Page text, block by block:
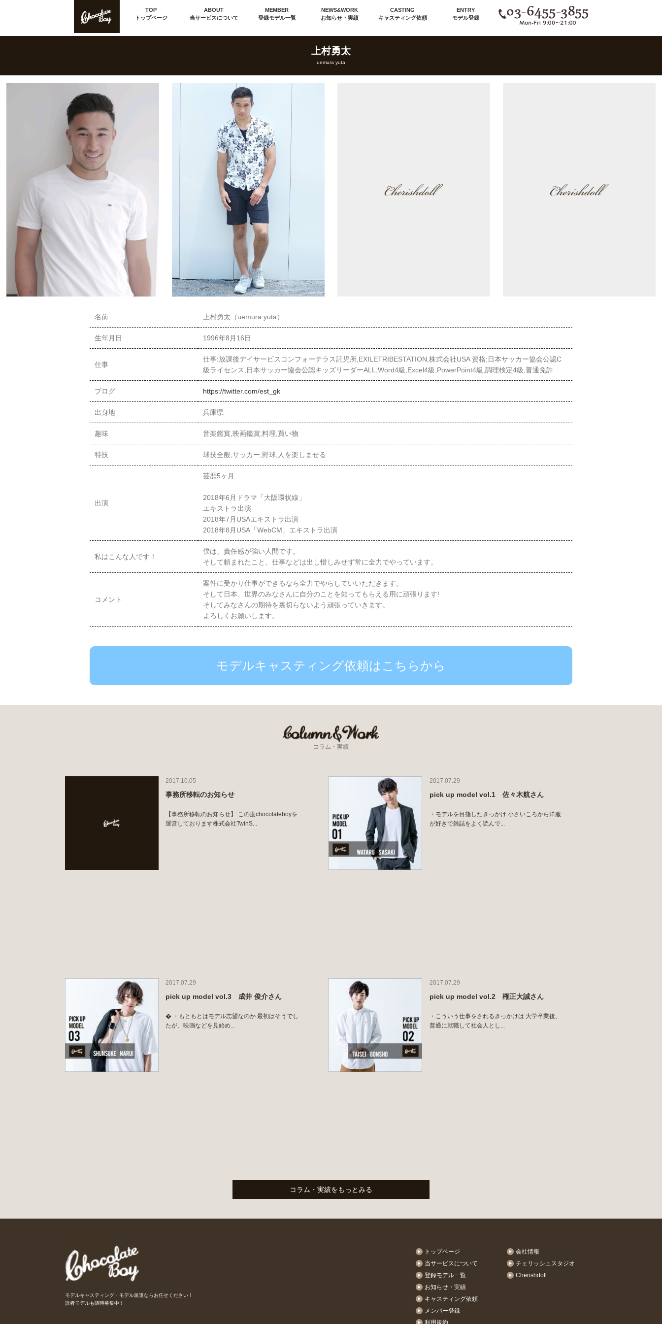
TOP
トップページ
ABOUT
当サービスについて
MEMBER
登録モデル一覧
NEWS&WORK
お知らせ・実績
CASTING
キャスティング依頼
ENTRY
モデル登録
上村勇太
uemura yuta
名前 上村勇太（uemura yuta）
生年月日 1996年8月16日
仕事
仕事:放課後デイサービスコンフォーテラス託児所,EXILETRIBESTATION,株式会社USA 資格:日本サッカー協会公認C
級ライセンス,日本サッカー協会公認キッズリーダーALL,Word4級,Excel4級,PowerPoint4級,調理検定4級,普通免許
ブログ https://twitter.com/est_gk
出身地 兵庫県
趣味 音楽鑑賞,映画鑑賞,料理,買い物
特技 球技全般,サッカー,野球,人を楽しませる
出演
芸歴5ヶ月
2018年6月ドラマ「大阪環状線」
エキストラ出演
2018年7月USAエキストラ出演
2018年8月USA「WebCM」エキストラ出演
私はこんな人です！
僕は、責任感が強い人間です。
そして頼まれたこと、仕事などは出し惜しみせず常に全力でやっています。
コメント
案件に受かり仕事ができるなら全力でやらしていいただきます。
そして日本、世界のみなさんに自分のことを知ってもらえる用に頑張ります!
そしてみなさんの期待を裏切らないよう頑張っていきます。
よろしくお願いします。
モデルキャスティング依頼はこちらから
コラム・実績
2017.10.05
事務所移転のお知らせ
【事務所移転のお知らせ】 この度chocolateboyを
運営しております株式会社TwinS...
2017.07.29
pick up model vol.1 佐々木航さん
・モデルを目指したきっかけ 小さいころから洋服
が好きで雑誌をよく読んで...
2017.07.29
pick up model vol.3 成井 俊介さん
� ・もともとはモデル志望なのか 最初はそうでし
たが、映画などを見始め...
2017.07.29
pick up model vol.2 権正大誠さん
・こういう仕事をされるきっかけは 大学卒業後、
普通に就職して社会人とし...
コラム・実績をもっとみる
モデルキャスティング・モデル派遣ならお任せください！
読者モデルも随時募集中！
トップページ
当サービスについて
登録モデル一覧
お知らせ・実績
キャスティング依頼
メンバー登録
会社情報
チェリッシュスタジオ
Cherishdoll